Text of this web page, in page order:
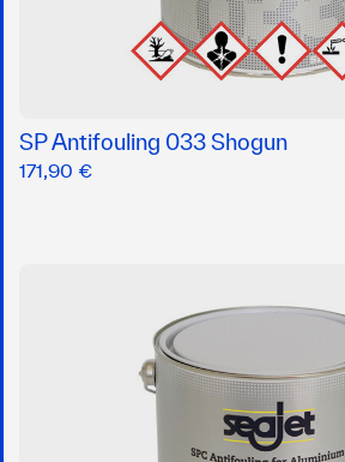
SP Antifouling 033 Shogun
171,90 €